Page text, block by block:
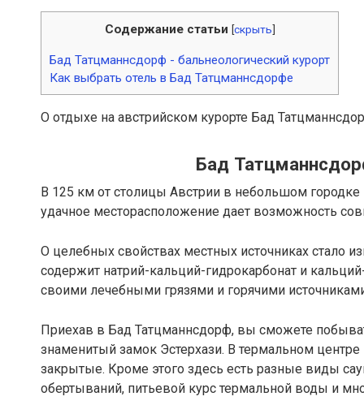
Содержание статьи [скрыть]
Бад Татцманнсдорф - бальнеологический курорт
Как выбрать отель в Бад Татцманнсдорфе
О отдыхе на австрийском курорте Бад
Бад
В 125 км от столицы Австрии в небольшом
удачное месторасположение дает возможность
О целебных свойствах местных источниках стало
содержит натрий-кальций-гидрокарбонат и
своими лечебными грязями и горячими
Приехав в Бад Татцманнсдорф, вы сможете
знаменитый замок Эстерхази. В термальном
закрытые. Кроме этого здесь есть разные виды
обертываний, питьевой курс термальной воды и